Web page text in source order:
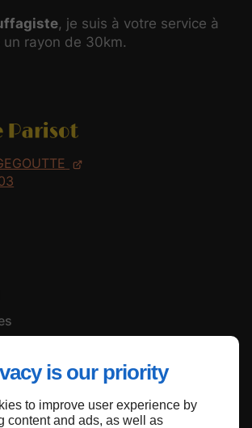
is our priority
to improve user experience by
content and ads, as well as
, je suis à votre service à
rayon de 30km.
Haut de page